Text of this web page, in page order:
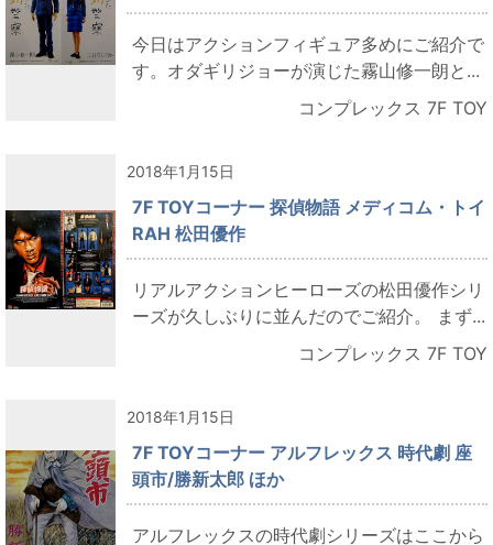
今日はアクションフィギュア多めにご紹介で
す。オダギリジョーが演じた霧山修一朗と...
コンプレックス 7F TOY
2018年1月15日
7F TOYコーナー 探偵物語 メディコム・トイ
RAH 松田優作
リアルアクションヒーローズの松田優作シリ
ーズが久しぶりに並んだのでご紹介。 まず...
コンプレックス 7F TOY
2018年1月15日
7F TOYコーナー アルフレックス 時代劇 座
頭市/勝新太郎 ほか
アルフレックスの時代劇シリーズはここから